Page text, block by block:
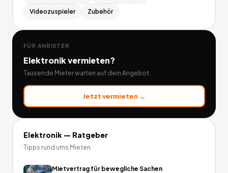
Videozuspieler Zubehör
FÜR ANBIETER
Elektronikvermieten?
Tausende Mieter warten auf dein Angebot.
Jetzt vermieten →
Elektronik — Ratgeber
Tipps rund ums Mieten
Mietvertrag für bewegliche Sachen